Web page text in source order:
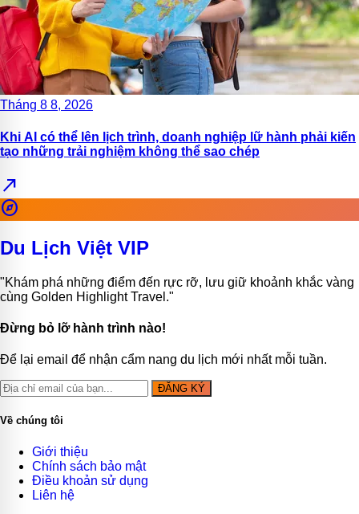
Tháng 8 8, 2026
Khi AI có thể lên lịch trình, doanh nghiệp lữ hành phải kiến
tạo những trải nghiệm không thể sao chép
north_east
explore
Du Lịch Việt VIP
"Khám phá những điểm đến rực rỡ, lưu giữ khoảnh khắc vàng
cùng Golden Highlight Travel."
Đừng bỏ lỡ hành trình nào!
Để lại email để nhận cẩm nang du lịch mới nhất mỗi tuần.
ĐĂNG KÝ
Về chúng tôi
Giới thiệu
Chính sách bảo mật
Điều khoản sử dụng
Liên hệ